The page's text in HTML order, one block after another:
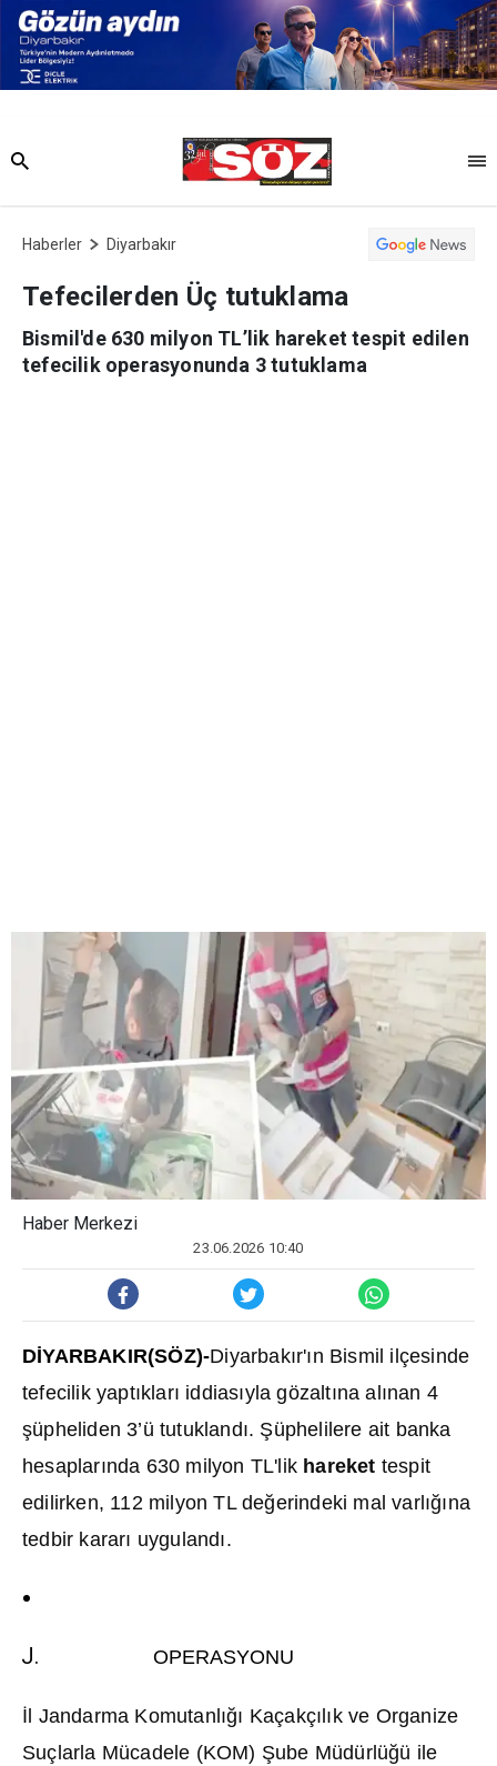
Haberler Diyarbakır
Tefecilerden Üç tutuklama
Bismil'de 630 milyon TL’lik hareket tespit edilen
tefecilik operasyonunda 3 tutuklama
Haber Merkezi
23.06.2026 10:40
DİYARBAKIR(SÖZ)-Diyarbakır'ın Bismil ilçesinde
tefecilik yaptıkları iddiasıyla gözaltına al ınan 4
şüpheliden 3’ü tutuklandı. Şüphelilere ait banka
hesaplarında 630 milyon TL'lik hareket tespit
edilirken, 112 milyon TL değerindeki mal varl ığına
tedbir kararı uygulandı.
OPERASYONU
İ l Jandarma Komutanl ığı Kaçakçı ı k ve Organize
Suçlarla Mücadele (KOM) Şube Müdürlüğü ile